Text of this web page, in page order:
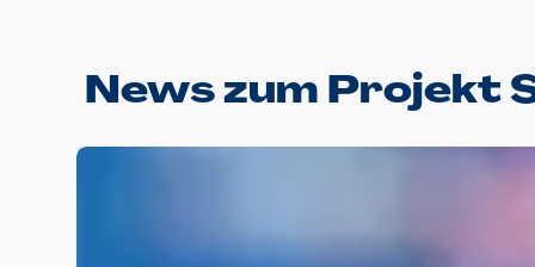
News zum Projekt